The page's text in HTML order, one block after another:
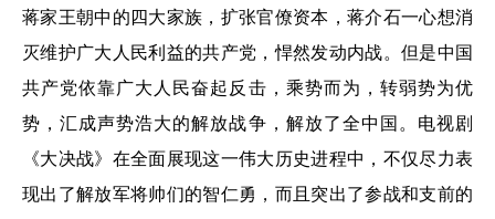
蒋家王朝中的四大家族，扩张官僚资本，蒋介石一心想消
灭维护广大人民利益的共产党，悍然发动内战。但是中国
共产党依靠广大人民奋起反击，乘势而为，转弱势为优
势，汇成声势浩大的解放战争，解放了全中国。电视剧
《大决战》在全面展现这一伟大历史进程中，不仅尽力表
现出了解放军将帅们的智仁勇，而且突出了参战和支前的